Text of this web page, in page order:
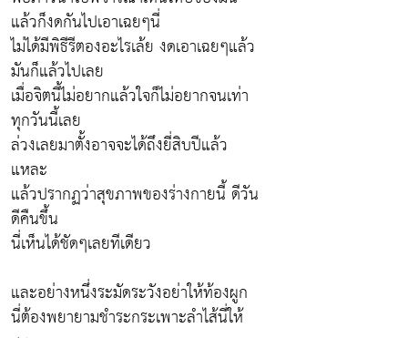
แล้วก็งดกันไปเอาเฉยๆนี่
ไม่ได้มีพิธีรีตองอะไรเล้ย งดเอาเฉยๆแล้ว
มันก็แล้วไปเลย
เมื่อจิตนี้ไม่อยากแล้วใจก็ไม่อยากจนเท่า
ทุกวันนี้เลย
ล่วงเลยมาตั้งอาจจะได้ถึงยี่สิบปีแล้ว
แหละ
แล้วปรากฏว่าสุขภาพของร่างกายนี้ ดีวัน
ดีคืนขึ้น
นี่เห็นได้ชัดๆเลยทีเดียว
และอย่างหนึ่งระมัดระวังอย่าให้ท้องผูก
นี่ต้องพยายามชำระกระเพาะลำไส้นี่ให้